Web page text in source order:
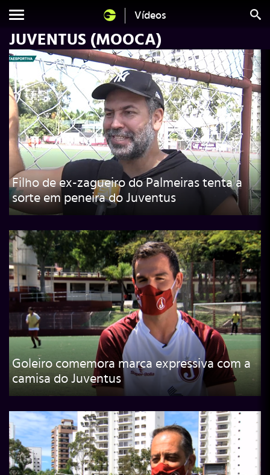
Vídeos
JUVENTUS (MOOCA)
Filho de ex-zagueiro do Palmeiras tenta a
sorte em peneira do Juventus
Goleiro comemora marca expressiva com a
camisa do Juventus